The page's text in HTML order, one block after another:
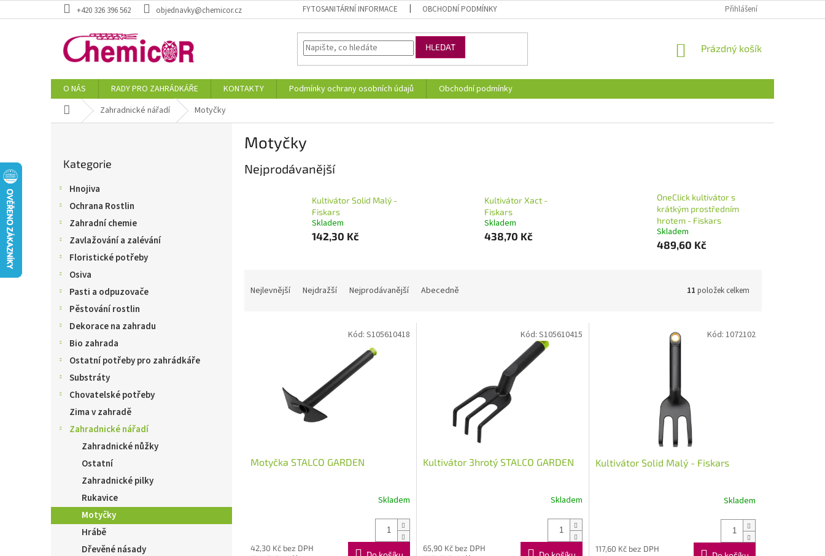
na
+420 326 396 562 objednavky@chemicor.cz FYTOSANITÁRNÍ INFORMACE OBCHODNÍ PODMÍNKY Přihlášení
HLEDAT
NÁKUPNÍ
Prázdný košík
O NÁS RADY PRO ZAHRÁDKÁŘE KONTAKTY Podmínky ochrany osobních údajů
Obchodní podmínky
Domů Zahradnické nářadí Motyčky
kategorie
Kategorie
Hnojiva
Ochrana Rostlin
Zahradní chemie
Zavlažování a zalévání
Floristické potřeby
Osiva
Pasti a odpuzovače
Pěstování rostlin
Dekorace na zahradu
Bio zahrada
Ostatní potřeby pro zahrádkáře
Substráty
Chovatelské potřeby
Zima v zahradě
Zahradnické nářadí
Zahradnické nůžky
Ostatní
Zahradnické pilky
Rukavice
Motyčky
Hrábě
Dřevěné násady
Motyčky
Nejprodávanější
Kultivátor Solid Malý -
Fiskars
Skladem
142,30 Kč
Kultivátor Xact -
Fiskars
Skladem
438,70 Kč
OneClick kultivátor s
krátkým prostředním
hrotem - Fiskars
Skladem
489,60 Kč
Nejlevnější Nejdražší Nejprodávanější Abecedně 11 položek celkem
Motyčka STALCO GARDEN
Skladem
42,30 Kč bez DPH
Kód: S105610418
Kultivátor 3hrotý STALCO GARDEN
Skladem
65,90 Kč bez DPH
Kód: S105610415
Kultivátor Solid Malý - Fiskars
Skladem
117,60 Kč bez DPH
Kód: 1072102